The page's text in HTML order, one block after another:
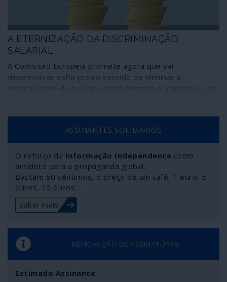
A ETERNIZAÇÃO DA DISCRIMINAÇÃO
SALARIAL
A Comissão Europeia promete agora que vai
desenvolver esforços no sentido de eliminar a
ASSINANTES SOLIDÁRIOS
O reforço da Informação Independente como
antídoto para a propaganda global.
Bastam 50 cêntimos, o preço de um café, 1 euro, 5
euros, 10 euros…
saber mais
RENOVAÇÃO DE ASSINATURAS
Estimado Assinante,